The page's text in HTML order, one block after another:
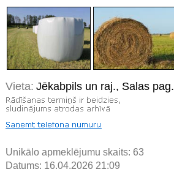
Vieta: Jēkabpils un raj., Salas pag.
Unikālo apmeklējumu skaits: 63
Datums: 16.04.2026 21:09